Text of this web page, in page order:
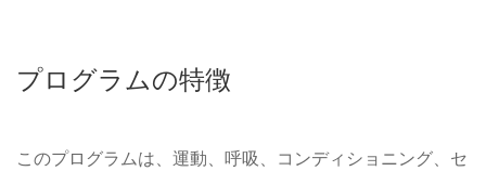
プログラムの特徴
このプログラムは、運動、呼吸、コンディショニング、セ